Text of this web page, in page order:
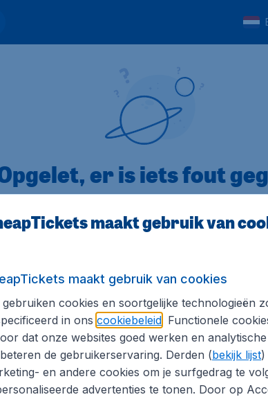
er is iets fout
informatie
Internationale sites
Flugladen.de
CheapTickets.ch
CheapTickets.nl
CheapTickets.sg
maakt gebruik van
maakt gebruik van cookies
gebruiken cookies en soortgelijke technologieën
in ons cookiebeleid. Functionele
dat onze websites goed werken en
de gebruikerservaring. Derden (bekijk lijst)
en andere cookies om je surfgedrag te
advertenties te tonen. Door op